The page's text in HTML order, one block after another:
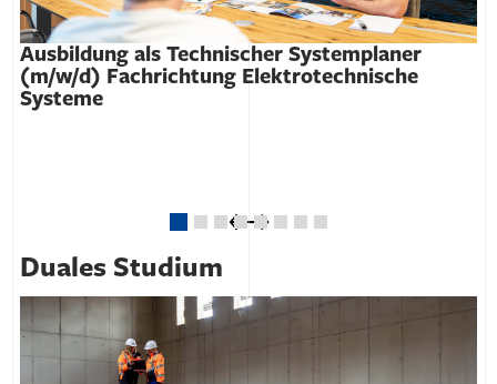
Ausbildung als Technischer Systemplaner
(m/w/d) Fachrichtung Elektrotechnische
Systeme
Duales Studium